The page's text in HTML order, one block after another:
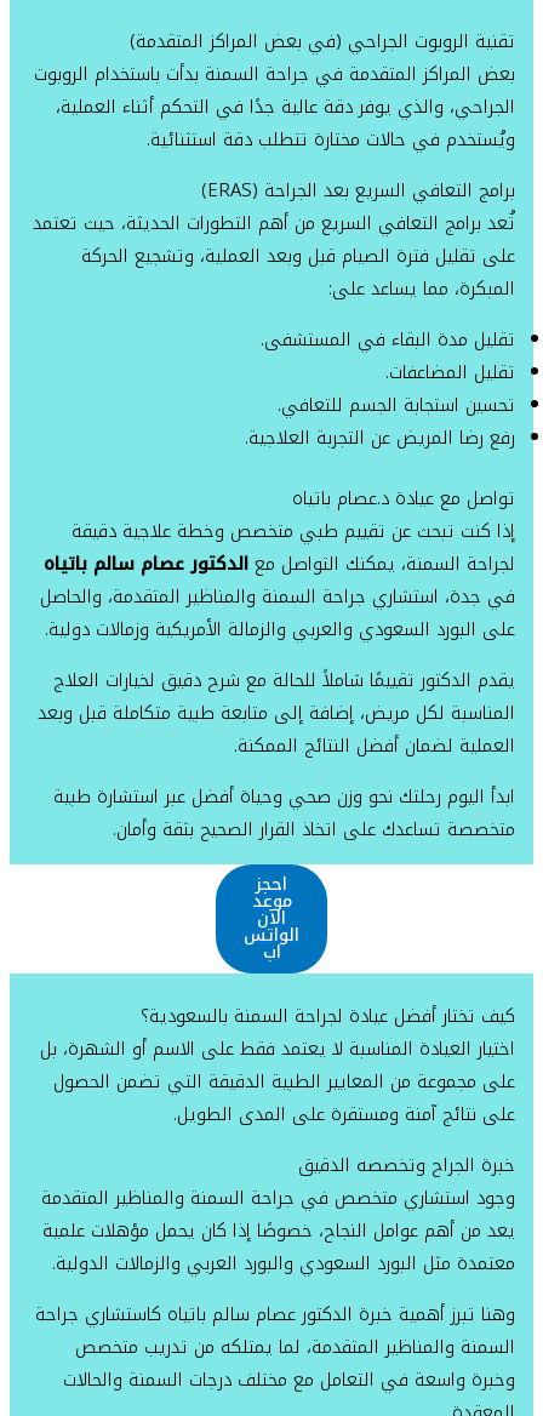
تقنية الروبوت الجراحي (في بعض المراكز المتقدمة)
بعض المراكز المتقدمة في جراحة السمنة بدأت باستخدام الروبوت
الجراحي، والذي يوفر دقة عالية جدًا في التحكم أثناء العملية،
ويُستخدم في حالات مختارة تتطلب دقة استثنائية.
برامج التعافي السريع بعد الجراحة (ERAS)
تُعد برامج التعافي السريع من أهم التطورات الحديثة، حيث تعتمد
على تقليل فترة الصيام قبل وبعد العملية، وتشجيع الحركة
المبكرة، مما يساعد على:
تقليل مدة البقاء في المستشفى.
تقليل المضاعفات.
تحسين استجابة الجسم للتعافي.
رفع رضا المريض عن التجربة العلاجية.
تواصل مع عيادة د.عصام باتياه
إذا كنت تبحث عن تقييم طبي متخصص وخطة علاجية دقيقة
لجراحة السمنة، يمكنك التواصل معالدكتور عصام سالم باتياه
في جدة، استشاري جراحة السمنة والمناظير المتقدمة، والحاصل
على البورد السعودي والعربي والزمالة الأمريكية وزمالات دولية.
يقدم الدكتور تقييمًا شاملاً للحالة مع شرح دقيق لخيارات العلاج
المناسبة لكل مريض، إضافة إلى متابعة طبية متكاملة قبل وبعد
العملية لضمان أفضل النتائج الممكنة.
ابدأ اليوم رحلتك نحو وزن صحي وحياة أفضل عبر استشارة طبية
متخصصة تساعدك على اتخاذ القرار الصحيح بثقة وأمان.
احجز
موعد
الآن
الواتس
اب
كيف تختار أفضل عيادة لجراحة السمنة بالسعودية؟
اختيار العيادة المناسبة لا يعتمد فقط على الاسم أو الشهرة، بل
على مجموعة من المعايير الطبية الدقيقة التي تضمن الحصول
على نتائج آمنة ومستقرة على المدى الطويل.
خبرة الجراح وتخصصه الدقيق
وجود استشاري متخصص في جراحة السمنة والمناظير المتقدمة
يعد من أهم عوامل النجاح، خصوصًا إذا كان يحمل مؤهلات علمية
معتمدة مثل البورد السعودي والبورد العربي والزمالات الدولية.
وهنا تبرز أهمية خبرة الدكتور عصام سالم باتياه كاستشاري جراحة
السمنة والمناظير المتقدمة، لما يمتلكه من تدريب متخصص
وخبرة واسعة في التعامل مع مختلف درجات السمنة والحالات